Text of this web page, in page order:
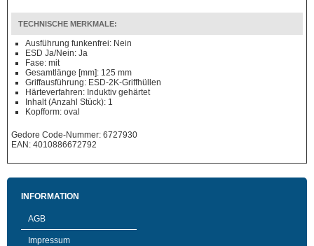
TECHNISCHE MERKMALE:
Ausführung funkenfrei: Nein
ESD Ja/Nein: Ja
Fase: mit
Gesamtlänge [mm]: 125 mm
Griffausführung: ESD-2K-Griffhüllen
Härteverfahren: Induktiv gehärtet
Inhalt (Anzahl Stück): 1
Kopfform: oval
Gedore Code-Nummer: 6727930
EAN: 4010886672792
INFORMATION
AGB
Impressum